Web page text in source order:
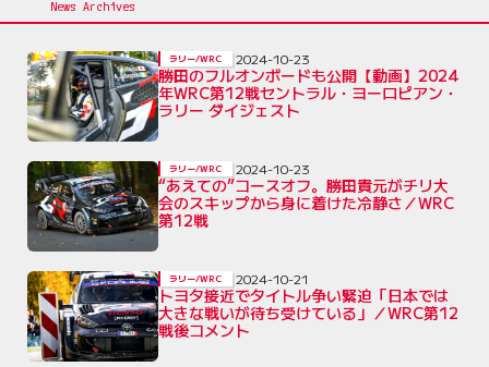
勝田のフルオンボードも公開【動画】2024
年WRC第12戦セントラル・ヨーロピアン・
ラリー ダイジェスト
ラリー/WRC 2024-10-23
“あえての”コースオフ。勝田貴元がチリ大
会のスキップから身に着けた冷静さ／WRC
第12戦
ラリー/WRC 2024-10-23
トヨタ接近でタイトル争い緊迫「日本では
大きな戦いが待ち受けている」／WRC第12
戦後コメント
ラリー/WRC 2024-10-21